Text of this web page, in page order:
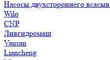
Насосы двухстороннего
Wilo
CNP
Ливгидромаш
Vansan
Liancheng